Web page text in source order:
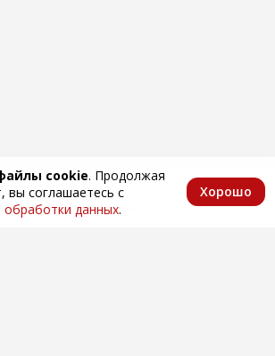
cookie. Продолжая
вы соглашаетесь с
обработки данных.
Хорошо
КаталогИзбранноеКорзина Аккаунт